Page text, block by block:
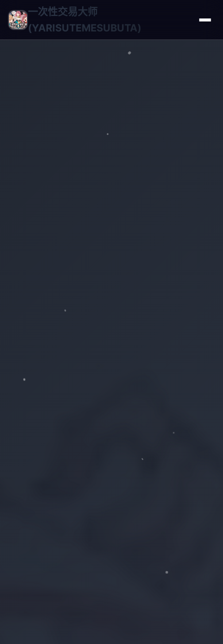
一次性交易大师
(YARISUTEMESUBUTA)